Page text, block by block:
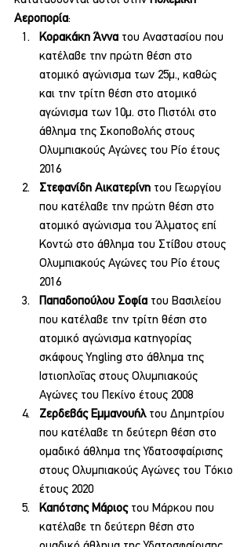
Αεροπορία:
Κορακάκη Άννα του Αναστασίου που
κατέλαβε την πρώτη θέση στο
ατομικό αγώνισμα των 25μ., καθώς
και την τρίτη θέση στο ατομικό
αγώνισμα των 10μ. στο Πιστόλι στο
άθλημα της Σκοποβολής στους
Ολυμπιακούς Αγώνες του Ρίο έτους
2016
Στεφανίδη Αικατερίνη του Γεωργίου
που κατέλαβε την πρώτη θέση στο
ατομικό αγώνισμα του Άλματος επί
Κοντώ στο άθλημα του Στίβου στους
Ολυμπιακούς Αγώνες του Ρίο έτους
2016
Παπαδοπούλου Σοφία του Βασιλείου
που κατέλαβε την τρίτη θέση στο
ατομικό αγώνισμα κατηγορίας
σκάφους Yngling στο άθλημα της
Ιστιοπλοΐας στους Ολυμπιακούς
Αγώνες του Πεκίνο έτους 2008
Ζερδεβάς Εμμανουήλ του Δημητρίου
που κατέλαβε τη δεύτερη θέση στο
ομαδικό άθλημα της Υδατοσφαίρισης
στους Ολυμπιακούς Αγώνες του Τόκιο
έτους 2020
Καπότσης Μάριος του Μάρκου που
κατέλαβε τη δεύτερη θέση στο